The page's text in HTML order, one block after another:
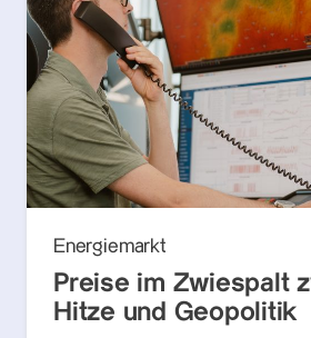
Energiemarkt
Preise im Zwiespalt
Hitze und Geopolitik